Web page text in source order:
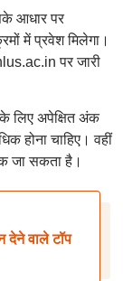
आधार पर
में प्रवेश मिलेगा।
पर जारी
लिए अपेक्षित अंक
होना चाहिए। वहीं
जा सकता है।
वाले टॉप